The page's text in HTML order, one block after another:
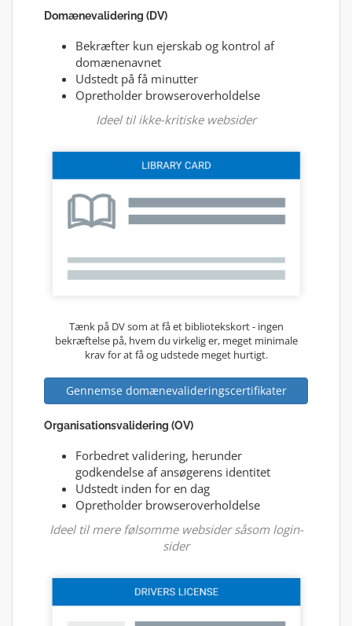
Domænevalidering (DV)
Bekræfter kun ejerskab og kontrol af
domænenavnet
Udstedt på få minutter
Opretholder browseroverholdelse
Ideel til ikke-kritiske websider
Tænk på DV som at få et bibliotekskort - ingen
bekræftelse på, hvem du virkelig er, meget minimale
krav for at få og udstede meget hurtigt.
Gennemse domænevalideringscertifikater
Organisationsvalidering (OV)
Forbedret validering, herunder
godkendelse af ansøgerens identitet
Udstedt inden for en dag
Opretholder browseroverholdelse
Ideel til mere følsomme websider såsom login-
sider